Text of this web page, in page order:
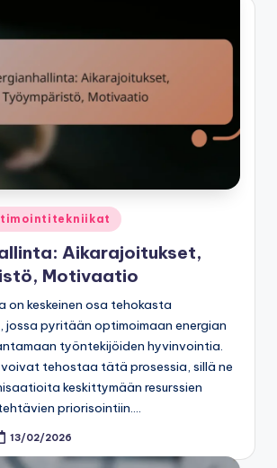
Aikarajoitukset,
Motivaatio
on keskeinen osa tehokasta
pyritään optimoimaan energian
työntekijöiden hyvinvointia.
tehostaa tätä prosessia, sillä ne
keskittymään resurssien
priorisointiin.…
13/02/2026